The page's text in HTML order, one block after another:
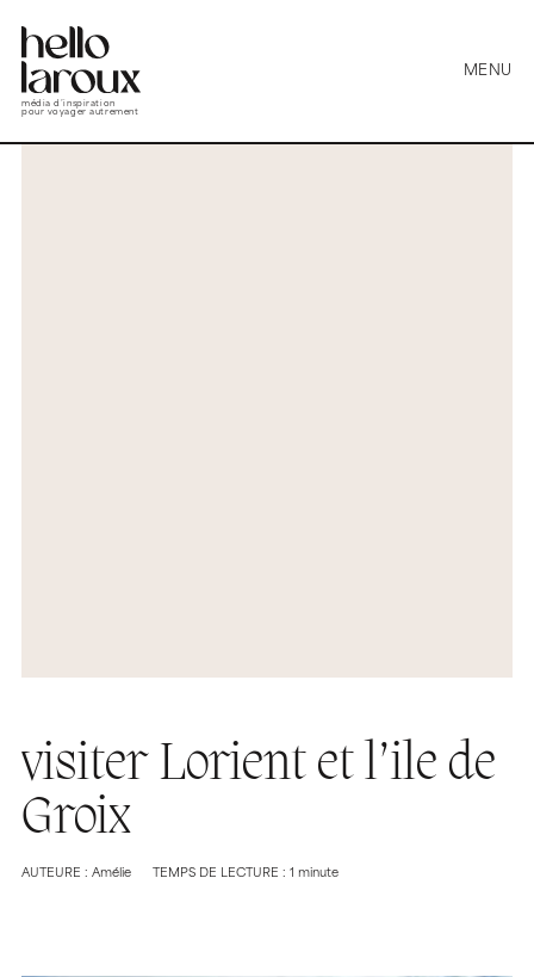
média d’inspiration
pour voyager autrement
MENU
visiter Lorient et l’ile de
Groix
AUTEURE : Amélie TEMPS DE LECTURE : 1 minute